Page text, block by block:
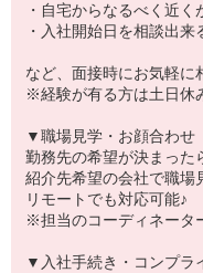
・自宅からなるべく近く
・入社開始日を相談出来
など、面接時にお気軽に
※経験が有る方は土日休
▼職場見学・お顔合わせ
勤務先の希望が決まった
紹介先希望の会社で職場
リモートでも対応可能♪
※担当のコーディネータ
▼入社手続き・コンプラ